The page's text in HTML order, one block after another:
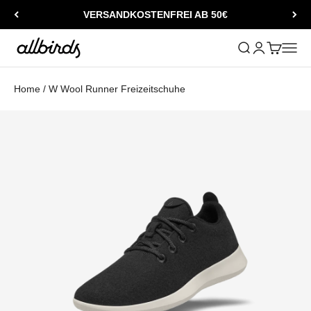
VERSANDKOSTENFREI AB 50€
Allbirds Suche öffnen
Home / W Wool Runner Freizeitschuhe